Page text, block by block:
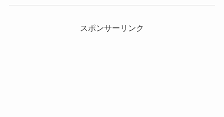
スポンサーリンク